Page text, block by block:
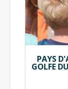
PAYS
GOLFE